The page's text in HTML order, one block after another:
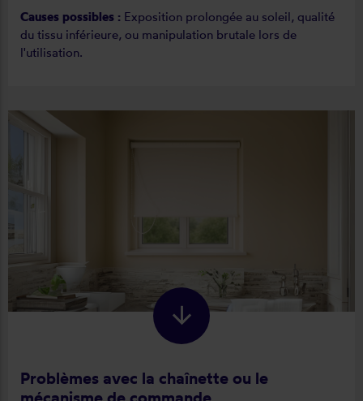
Causes possibles : Exposition prolongée au soleil, qualité
du tissu inférieure, ou manipulation brutale lors de
l'utilisation.
Problèmes avec la chaînette ou le
mécanisme de commande